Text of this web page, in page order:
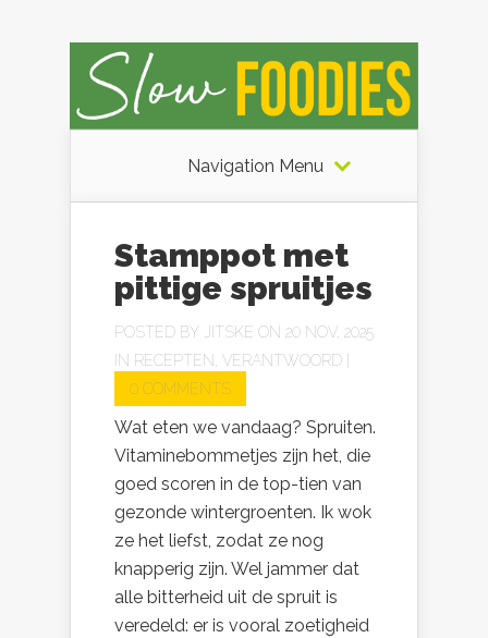
Navigation Menu
Stamppot met
pittige spruitjes
POSTED BY JITSKE ON 20 NOV, 2025
IN RECEPTEN, VERANTWOORD
0 COMMENTS
Wat eten we vandaag? Spruiten.
Vitaminebommetjes zijn het, die
goed scoren in de top-tien van
gezonde wintergroenten. Ik wok
ze het liefst, zodat ze nog
knapperig zijn. Wel jammer dat
alle bitterheid uit de spruit is
veredeld: er is vooral zoetigheid